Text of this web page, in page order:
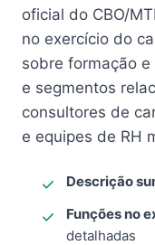
oficial do CBO/
no exercício do
sobre formação
e segmentos
consultores de
e equipes de RH
Descrição
Funções no
detalhadas